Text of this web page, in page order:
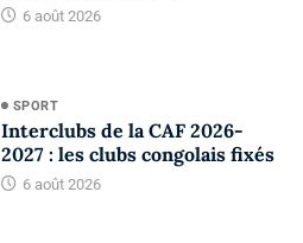
6 août 2026
SPORT
Interclubs de la CAF 2026-
2027 : les clubs congolais fixés
6 août 2026